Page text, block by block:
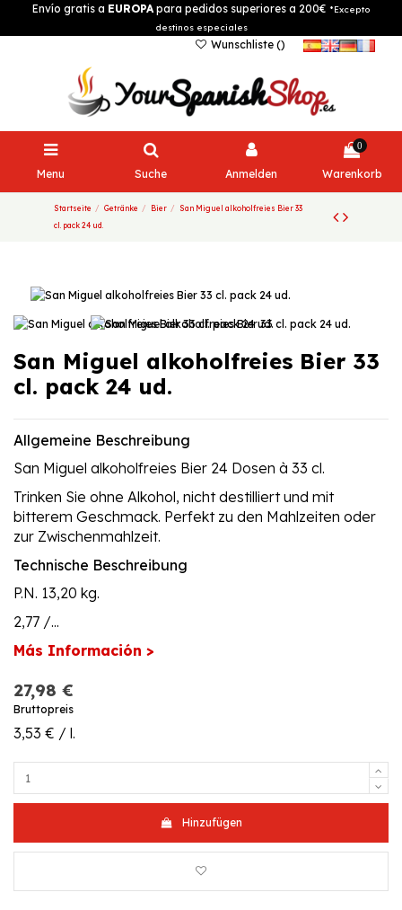
Envío gratis a EUROPApara pedidos superiores a 200€ *Excepto
destinos especiales
Wunschliste ()
Menu Suche Anmelden
0
Warenkorb
Startseite Getränke Bier
San Miguel alkoholfreies Bier 33
cl. pack 24 ud.
San Miguel alkoholfreies Bier 33
cl. pack 24 ud.
Allgemeine Beschreibung
San Miguel alkoholfreies Bier 24 Dosen à 33 cl.
Trinken Sie ohne Alkohol, nicht destilliert und mit
bitterem Geschmack. Perfekt zu den Mahlzeiten oder
zur Zwischenmahlzeit.
Technische Beschreibung
P.N. 13,20 kg.
2,77 /...
Más Información >
27,98 €
Bruttopreis
3,53 € / l.
Hinzufügen